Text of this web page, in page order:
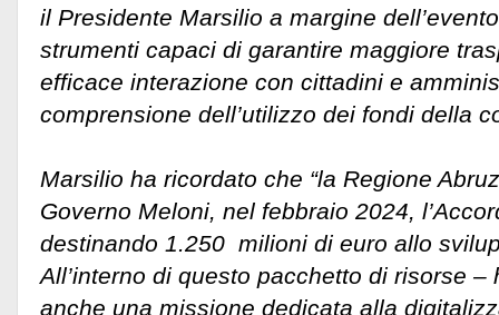
il Presidente Marsilio a margine
strumenti capaci di garantire maggiore
efficace interazione con cittadini e
comprensione dell’utilizzo dei fondi della
Marsilio ha ricordato che “la Regione
Governo Meloni, nel febbraio 2024,
destinando 1.250 milioni di euro allo
All’interno di questo pacchetto di risorse
anche una missione dedicata alla